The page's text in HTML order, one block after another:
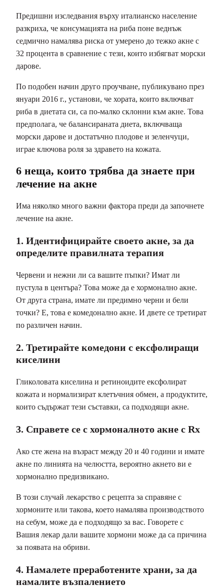
Предишни изследвания върху италианско население
разкриха, че консумацията на риба поне веднъж
седмично намалява риска от умерено до тежко акне с
32 процента в сравнение с тези, които избягват морски
дарове.
По подобен начин друго проучване, публикувано през
януари 2016 г., установи, че хората, които включват
риба в диетата си, са по-малко склонни към акне. Това
предполага, че балансираната диета, включваща
морски дарове и достатъчно плодове и зеленчуци,
играе ключова роля за здравето на кожата.
6 неща, които трябва да знаете при
лечение на акне
Има няколко много важни фактора преди да започнете
лечение на акне.
1. Идентифицирайте своето акне, за да
определите правилната терапия
Червени и нежни ли са вашите пъпки? Имат ли
пустула в центъра? Това може да е хормонално акне.
От друга страна, имате ли предимно черни и бели
точки? Е, това е комедонално акне. И двете се третират
по различен начин.
2. Третирайте комедони с ексфолиращи
киселини
Гликоловата киселина и ретиноидите ексфолират
кожата и нормализират клетъчния обмен, а продуктите,
които съдържат тези съставки, са подходящи акне.
3. Справете се с хормоналното акне с Rx
Ако сте жена на възраст между 20 и 40 години и имате
акне по линията на челюстта, вероятно акнето ви е
хормонално предизвикано.
В този случай лекарство с рецепта за справяне с
хормоните или такова, което намалява производството
на себум, може да е подходящо за вас. Говорете с
Вашия лекар дали вашите хормони може да са причина
за появата на обриви.
4. Намалете преработените храни, за да
намалите възпалението